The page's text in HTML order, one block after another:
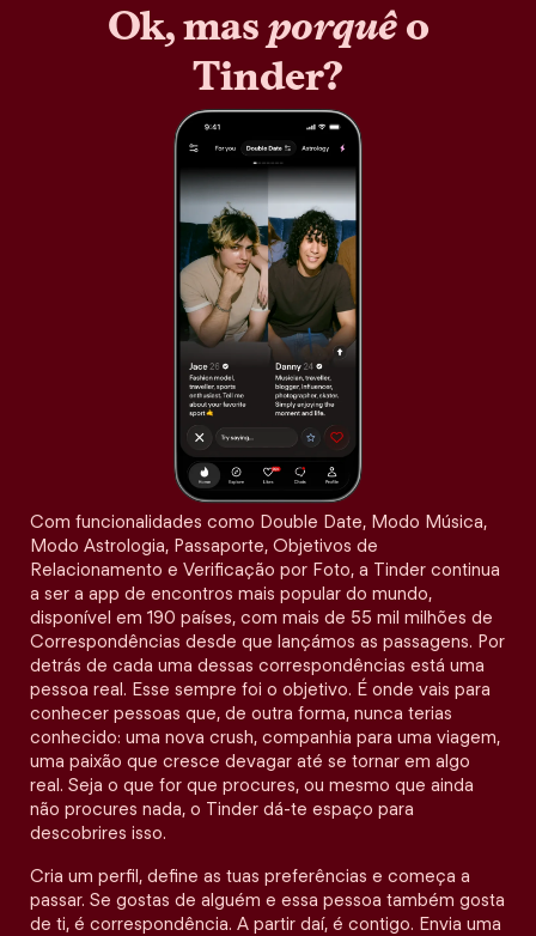
Ok, masporquêo
Tinder?
Com funcionalidades como Double Date, Modo Música,
Modo Astrologia, Passaporte, Objetivos de
Relacionamento e Verificação por Foto, a Tinder continua
a ser a app de encontros mais popular do mundo,
disponível em 190 países, com mais de 55 mil milhões de
Correspondências desde que lançámos as passagens. Por
detrás de cada uma dessas correspondências está uma
pessoa real. Esse sempre foi o objetivo. É onde vais para
conhecer pessoas que, de outra forma, nunca terias
conhecido: uma nova crush, companhia para uma viagem,
uma paixão que cresce devagar até se tornar em algo
real. Seja o que for que procures, ou mesmo que ainda
não procures nada, o Tinder dá-te espaço para
descobrires isso.
Cria um perfil, define as tuas preferências e começa a
passar. Se gostas de alguém e essa pessoa também gosta
de ti, é correspondência. A partir daí, é contigo. Envia uma